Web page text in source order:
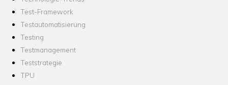
Test-Framework
Testautomatisierung
Testing
Testmanagement
Teststrategie
TPU